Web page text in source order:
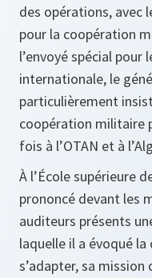
des opérations, avec
pour la coopération
l’envoyé spécial
internationale, le
particulièrement
coopération militaire
fois à l’OTAN et à
À l’École supérieure
prononcé devant les
auditeurs présents
laquelle il a évoqué la
s’adapter, sa mission